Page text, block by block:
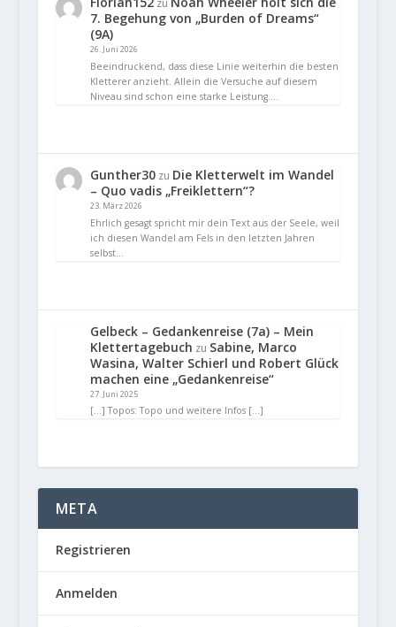
zu
7. Begehung von „Burden of Dreams“
(9A)
26. Juni 2026
Beeindruckend, dass diese Linie weiterhin die besten
Kletterer anzieht. Allein die Versuche auf diesem
Niveau sind schon eine starke Leistung.…
Gunther30zu Die Kletterwelt im Wandel
– Quo vadis „Freiklettern“?
23. März 2026
Ehrlich gesagt spricht mir dein Text aus der Seele, weil
ich diesen Wandel am Fels in den letzten Jahren
selbst…
Gelbeck – Gedankenreise (7a) – Mein
Klettertagebuch zu Sabine, Marco
Wasina, Walter Schierl und Robert Glück
machen eine „Gedankenreise“
27. Juni 2025
[…] Topos: Topo und weitere Infos […]
META
Registrieren
Anmelden